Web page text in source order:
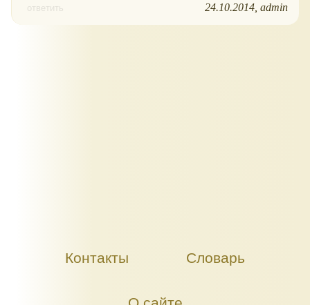
ответить 24.10.2014 admin
Контакты Словарь